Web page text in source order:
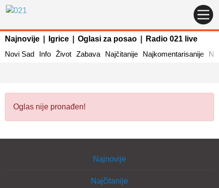
Najnovije Igrice Oglasi za posao
Radio 021 live
Novi Sad
Info Život Zabava Najčitanije Najkomentarisanije
Oglas nije pronađen!
Najnovije
Najčitanije